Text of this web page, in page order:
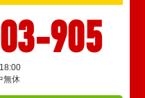
905
無休